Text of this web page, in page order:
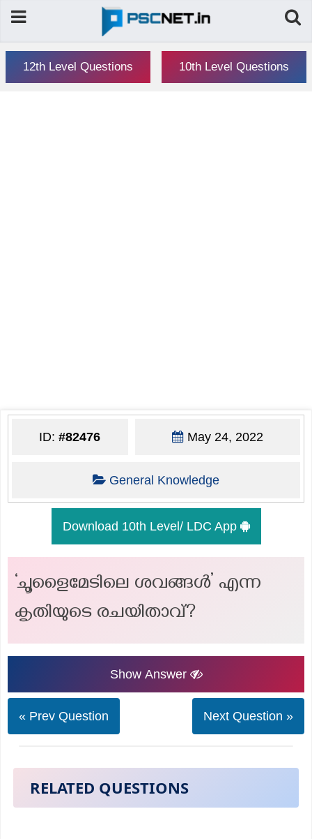
12th Level Questions 10th Level Questions
ID:#82476 May 24, 2022
General Knowledge
Download 10th Level/ LDC App
‘ചൂളൈമേടിലെ ശവങ്ങൾ’ എന്ന
കൃതിയുടെ രചയിതാവ്?
Show Answer
« Prev Question Next Question »
RELATED QUESTIONS